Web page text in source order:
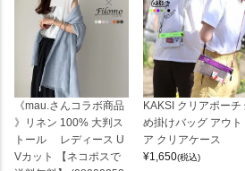
《mau.さんコラボ商品
》リネン 100% 大判ス
トール レディース U
Vカット 【ネコポスで
KAKSI クリアポーチ
め掛けバッグ アウト
ア クリアケース
¥1,650(税込)